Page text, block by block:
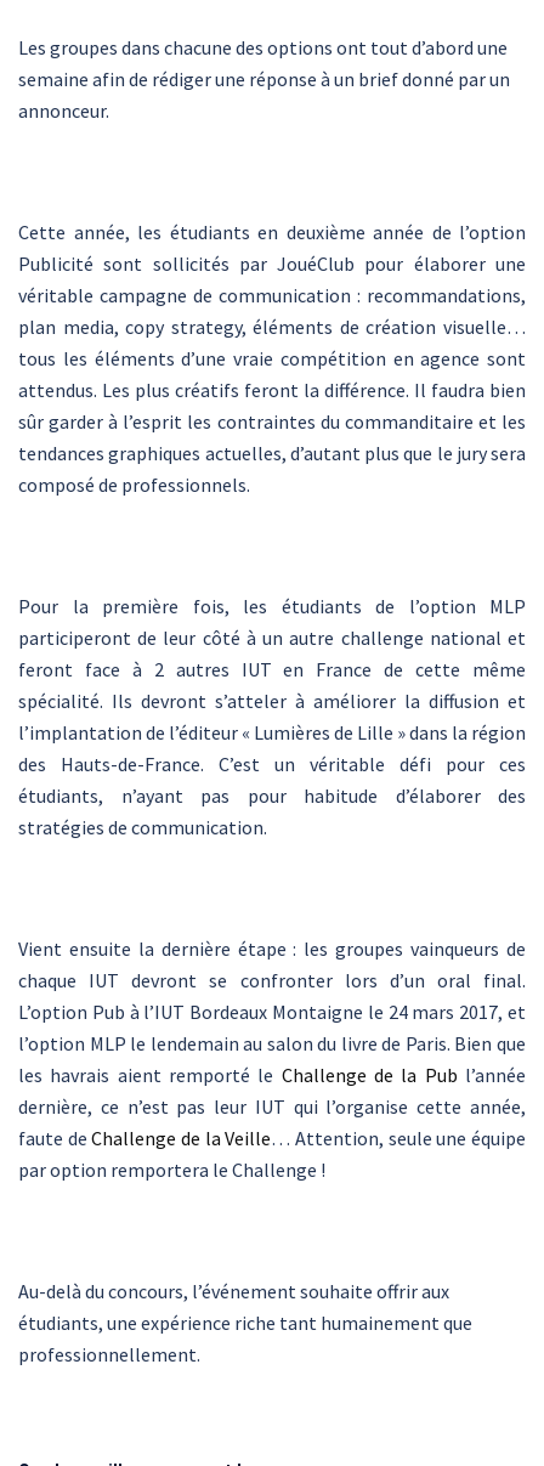
Les groupes dans chacune des options ont tout d’abord une
semaine afin de rédiger une réponse à un brief donné par un
annonceur.
Cette année, les étudiants en deuxième année de l’option
Publicité sont sollicités par JouéClub pour élaborer une
véritable campagne de communication : recommandations,
plan media, copy strategy, éléments de création visuelle…
tous les éléments d’une vraie compétition en agence sont
attendus. Les plus créatifs feront la différence. Il faudra bien
sûr garder à l’esprit les contraintes du commanditaire et les
tendances graphiques actuelles, d’autant plus que le jury sera
composé de professionnels.
Pour la première fois, les étudiants de l’option MLP
participeront de leur côté à un autre challenge national et
feront face à 2 autres IUT en France de cette même
spécialité. Ils devront s’atteler à améliorer la diffusion et
l’implantation de l’éditeur « Lumières de Lille » dans la région
des Hauts-de-France. C’est un véritable défi pour ces
étudiants, n’ayant pas pour habitude d’élaborer des
stratégies de communication.
Vient ensuite la dernière étape : les groupes vainqueurs de
chaque IUT devront se confronter lors d’un oral final.
L’option Pub à l’IUT Bordeaux Montaigne le 24 mars 2017, et
l’option MLP le lendemain au salon du livre de Paris. Bien que
les havrais aient remporté le Challenge de la Pub l’année
dernière, ce n’est pas leur IUT qui l’organise cette année,
faute deChallenge de la Veille… Attention, seule une équipe
par option remportera le Challenge !
Au-delà du concours, l’événement souhaite offrir aux
étudiants, une expérience riche tant humainement que
professionnellement.